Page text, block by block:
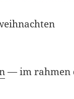
— im rahmen